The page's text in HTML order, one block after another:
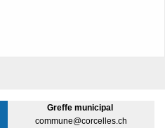
Greffe municipal
commune@corcelles.ch